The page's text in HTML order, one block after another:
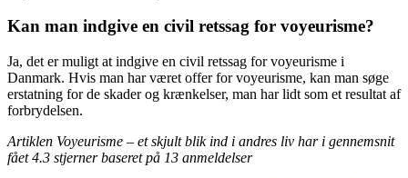
Kan man indgive en civil retssag for voyeurisme?
Ja, det er muligt at indgive en civil retssag for voyeurisme i
Danmark. Hvis man har været offer for voyeurisme, kan man søge
erstatning for de skader og krænkelser, man har lidt som et resultat af
forbrydelsen.
Artiklen Voyeurisme – et skjult blik ind i andres liv har i gennemsnit
fået4.3 stjerner baseret på 13 anmeldelser